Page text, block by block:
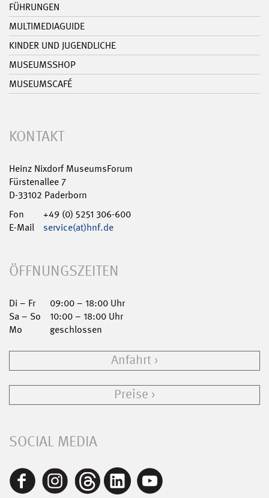
FÜHRUNGEN
MULTIMEDIAGUIDE
KINDER UND JUGENDLICHE
MUSEUMSSHOP
MUSEUMSCAFÉ
KONTAKT
Heinz Nixdorf MuseumsForum
Fürstenallee 7
D-33102 Paderborn
Fon
+49 (0) 5251 306-600
E-Mail
service(at)hnf.de
ÖFFNUNGSZEITEN
Di – Fr
09:00 – 18:00 Uhr
Sa – So
10:00 – 18:00 Uhr
Mo
geschlossen
Anfahrt
Preise
SOCIAL MEDIA